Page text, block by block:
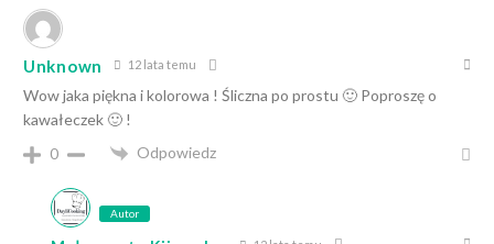
Unknown 12 lata temu
Wow jaka piękna i kolorowa ! Śliczna po prostu 🙂 Poproszę o
kawałeczek 🙂 !
0
Odpowiedz
Autor